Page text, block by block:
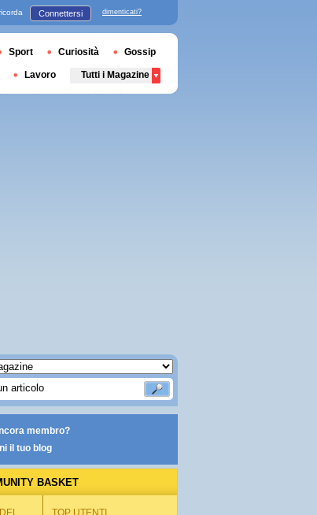
membro?
il tuo blog
BASKET
TOP UTENTI
Connettersi dimenticati?
Sport Curiosità Gossip
Lavoro Tutti i Magazine